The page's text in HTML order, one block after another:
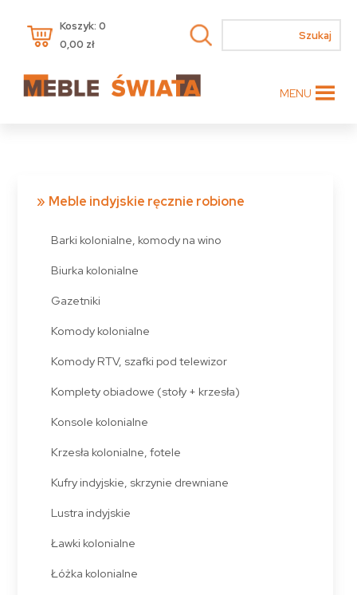
Koszyk: 0
0,00 zł
MENU
Meble indyjskie ręcznie robione
Barki kolonialne, komody na wino
Biurka kolonialne
Gazetniki
Komody kolonialne
Komody RTV, szafki pod telewizor
Komplety obiadowe (stoły + krzesła)
Konsole kolonialne
Krzesła kolonialne, fotele
Kufry indyjskie, skrzynie drewniane
Lustra indyjskie
Ławki kolonialne
Łóżka kolonialne